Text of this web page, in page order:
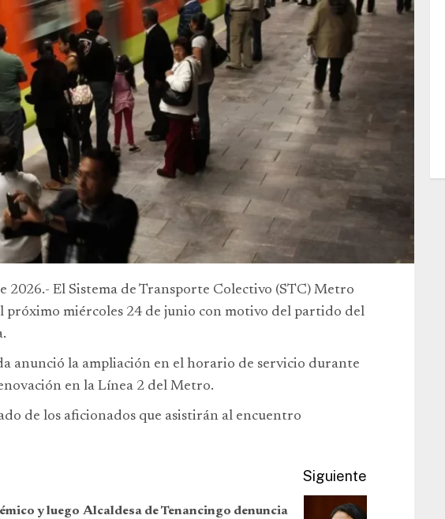
2026.- El Sistema de Transporte Colectivo (STC) Metro
próximo miércoles 24 de junio con motivo del partido del
anunció la ampliación en el horario de servicio durante
en la Línea 2 del Metro.
de los aficionados que asistirán al encuentro
y luego
Siguiente
Alcaldesa de Tenancingo denuncia